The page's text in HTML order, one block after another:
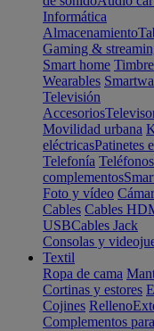
Informática
Almacenamiento
Gaming &
Smart home
Wearables
Televisión
Accesorios
Movilidad urbana
eléctricasPatinetes
Telefonía
complementos
Foto y vídeo
Cables Cables
USBCables Jack
Consolas y
Textil
Ropa de cama
Cortinas y estores
Cojines Relleno
Complementos